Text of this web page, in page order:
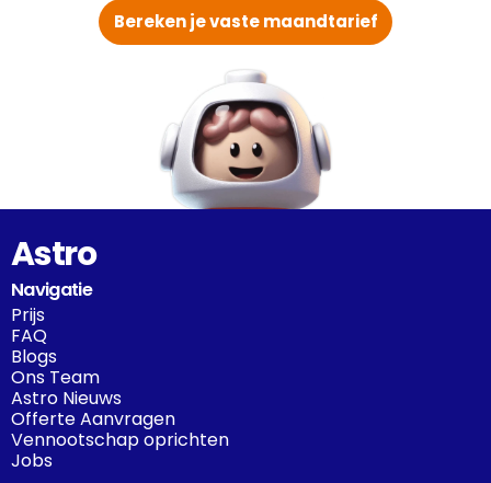
Bereken je vaste maandtarief
Astro
Navigatie
Prijs
FAQ
Blogs
Ons Team
Astro Nieuws
Offerte Aanvragen
Vennootschap oprichten
Jobs